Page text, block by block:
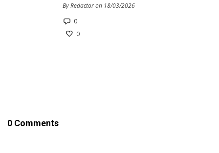
By Redactor on 18/03/2026
0
0
0 Comments